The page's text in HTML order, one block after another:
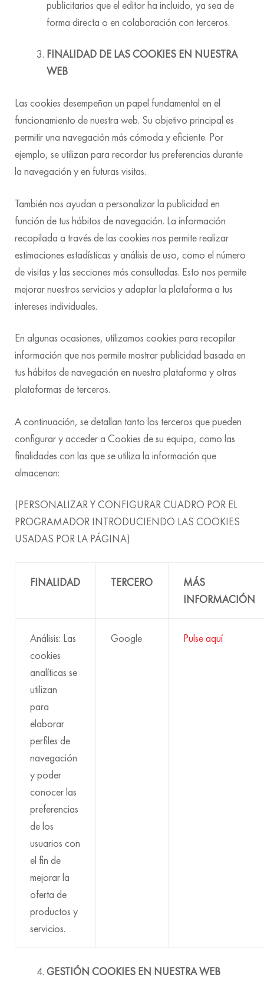
publicitarios que el editor ha incluido, ya sea de
forma directa o en colaboración con terceros.
FINALIDAD DE LAS COOKIES EN NUESTRA
WEB
Las cookies desempeñan un papel fundamental en el
funcionamiento de nuestra web. Su objetivo principal es
permitir una navegación más cómoda y eficiente. Por
ejemplo, se utilizan para recordar tus preferencias durante
la navegación y en futuras visitas.
También nos ayudan a personalizar la publicidad en
función de tus hábitos de navegación. La información
recopilada a través de las cookies nos permite realizar
estimaciones estadísticas y análisis de uso, como el número
de visitas y las secciones más consultadas. Esto nos permite
mejorar nuestros servicios y adaptar la plataforma a tus
intereses individuales.
En algunas ocasiones, utilizamos cookies para recopilar
información que nos permite mostrar publicidad basada en
tus hábitos de navegación en nuestra plataforma y otras
plataformas de terceros.
A continuación, se detallan tanto los terceros que pueden
configurar y acceder a Cookies de su equipo, como las
finalidades con las que se utiliza la información que
almacenan:
(PERSONALIZAR Y CONFIGURAR CUADRO POR EL
PROGRAMADOR INTRODUCIENDO LAS COOKIES
USADAS POR LA PÁGINA)
FINALIDAD TERCERO
MÁS
INFORMACIÓN
Análisis: Las
cookies
analíticas se
utilizan
para
elaborar
perfiles de
navegación
y poder
conocer las
preferencias
de los
usuarios con
el fin de
mejorar la
oferta de
productos y
servicios.
Google Pulse aquí
GESTIÓN COOKIES EN NUESTRA WEB